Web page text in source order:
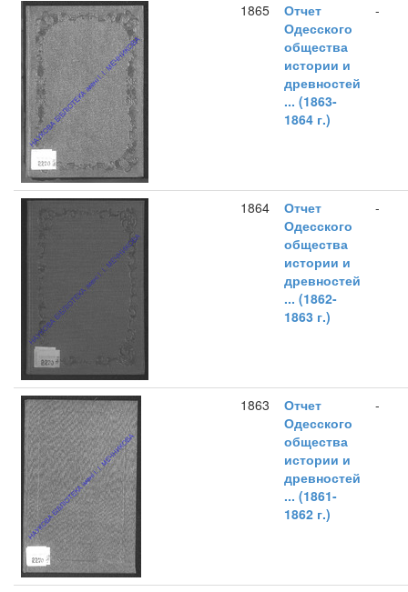
1865
Отчет
Одесского
общества
истории и
древностей
... (1863-
1864 г.)
-
1864
Отчет
Одесского
общества
истории и
древностей
... (1862-
1863 г.)
-
1863
Отчет
Одесского
общества
истории и
древностей
... (1861-
1862 г.)
-